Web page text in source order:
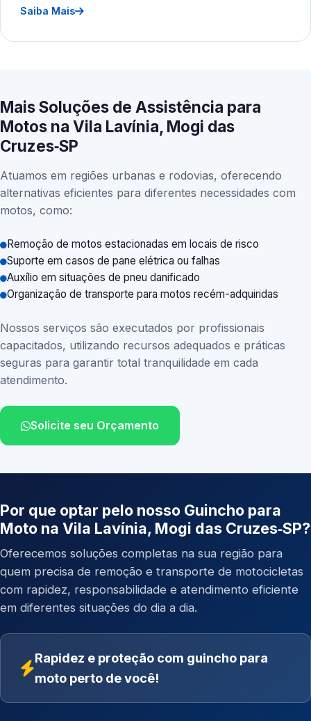
Saiba Mais
Mais Soluções de Assistência para
Motos na Vila Lavínia, Mogi das
Cruzes‑SP
Atuamos em regiões urbanas e rodovias, oferecendo
alternativas eficientes para diferentes necessidades com
motos, como:
Remoção de motos estacionadas em locais de risco
Suporte em casos de pane elétrica ou falhas
Auxílio em situações de pneu danificado
Organização de transporte para motos recém-adquiridas
Nossos serviços são executados por profissionais
capacitados, utilizando recursos adequados e práticas
seguras para garantir total tranquilidade em cada
atendimento.
Solicite seu Orçamento
Por que optar pelo nosso Guincho para
Moto na Vila Lavínia, Mogi das Cruzes‑SP?
Oferecemos soluções completas na sua região para
quem precisa de remoção e transporte de motocicletas
com rapidez, responsabilidade e atendimento eficiente
em diferentes situações do dia a dia.
Rapidez e proteção com guincho para
moto perto de você!